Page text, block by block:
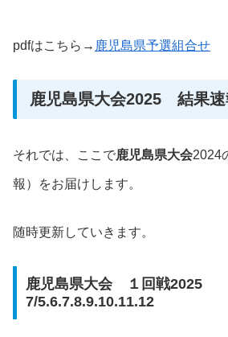
pdfはこちら→ 鹿児島県予選組合せ
鹿児島県大会2025 結果速
それでは、ここで鹿児島県大会2024
報）をお届けします。
随時更新していきます。
鹿児島県大会 １回戦2025
7/5.6.7.8.9.10.11.12